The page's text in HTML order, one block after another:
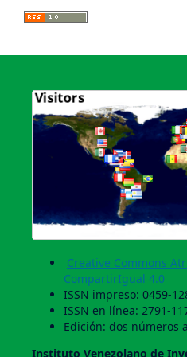
Creative Commons
CompartirIgual 4.0
ISSN impreso: 0459-
ISSN en línea: 2791-
Edición: dos números
Instituto Venezolano de